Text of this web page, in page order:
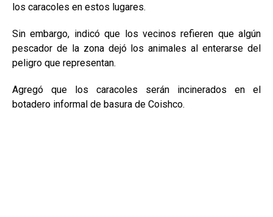
los caracoles en estos lugares.
Sin embargo, indicó que los vecinos refieren que algún
pescador de la zona dejó los animales al enterarse del
peligro que representan.
Agregó que los caracoles serán incinerados en el
botadero informal de basura de Coishco.